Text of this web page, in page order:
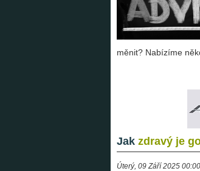
měnit? Nabízíme
Jak zdravý je
Úterý, 09 Září 2025 00:00